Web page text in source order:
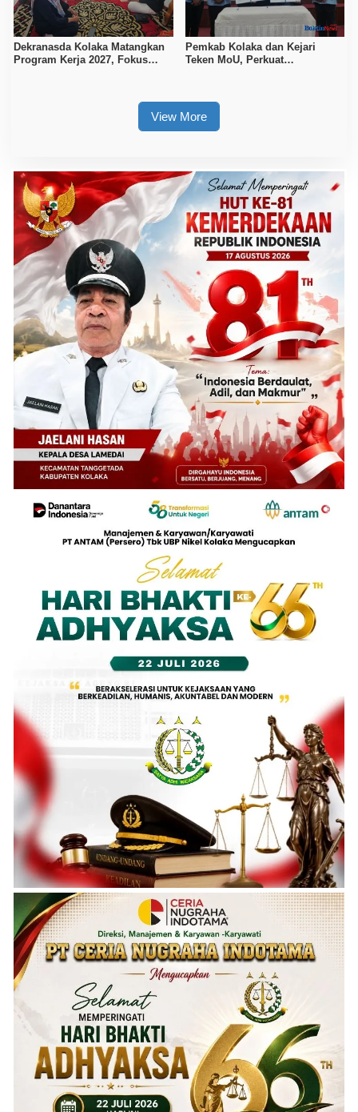
Dekranasda Kolaka Matangkan
Program Kerja 2027, Fokus
Pemkab Kolaka dan Kejari
Teken MoU, Perkuat
View More